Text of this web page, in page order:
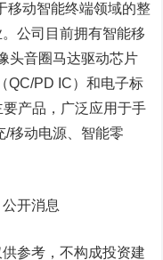
移动智能终端领域的整
公司目前拥有智能移
头音圈马达驱动芯片
QC/PD IC）和电子标
产品，广泛应用于手
/移动电源、智能零
开消息
参考，不构成投资建